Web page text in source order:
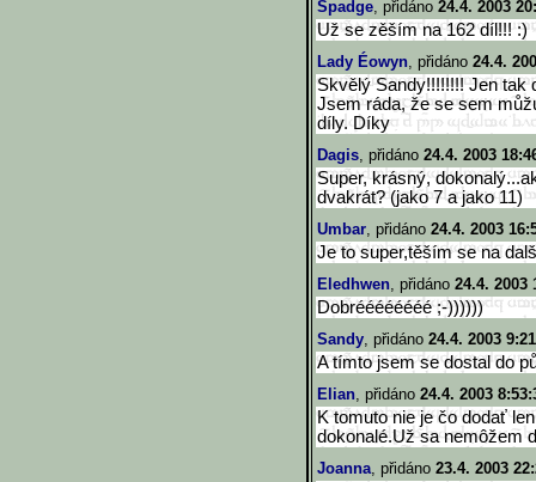
Spadge, přidáno 24.4. 2003
Už se zěším na 162 díl!!! :)
Lady Éowyn, přidáno 24.4.
Skvělý Sandy!!!!!!!! Jen tak
Jsem ráda, že se sem
díly. Díky
Dagis, přidáno 24.4. 2003
Super, krásný,
dvakrát? (jako 7 a jako 11)
Umbar, přidáno 24.4. 2003
Je to super,těším se na
Eledhwen, přidáno 24.4. 2003
Dobréééééééé ;-))))))
Sandy, přidáno 24.4. 2003
A tímto jsem se dostal do
Elian, přidáno 24.4. 2003
K tomuto nie je čo dodať
dokonalé.Už sa nemôžem
Joanna, přidáno 23.4. 2003